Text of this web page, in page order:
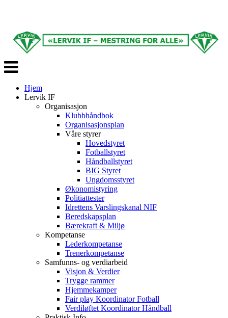
Veksle
navigasjon
Hjem
Lervik IF
Organisasjon
Klubbhåndbok
Organisasjonsplan
Våre styrer
Hovedstyret
Fotballstyret
Håndballstyret
BIG Styret
Ungdomsstyret
Økonomistyring
Politiattester
Idrettens Varslingskanal NIF
Beredskapsplan
Bærekraft & Miljø
Kompetanse
Lederkompetanse
Trenerkompetanse
Samfunns- og verdiarbeid
Visjon & Verdier
Trygge rammer
Hjemmekamper
Fair play Koordinator Fotball
Verdiløftet Koordinator Håndball